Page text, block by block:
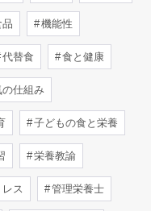
機能性
代替食 食と健康
仕組み
子どもの食と栄養
栄養教諭
ス 管理栄養士